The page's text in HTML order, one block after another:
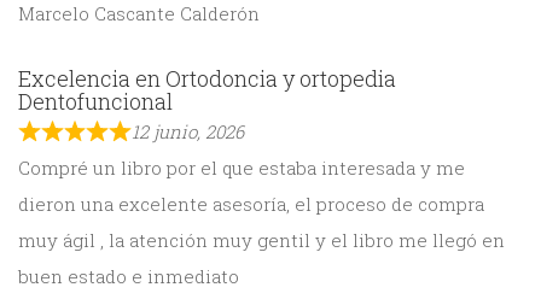
Marcelo Cascante Calderón
Excelencia en Ortodoncia y ortopedia
Dentofuncional
12 junio, 2026
Compré un libro por el que estaba interesada y me
dieron una excelente asesoría, el proceso de compra
muy ágil , la atención muy gentil y el libro me llegó en
buen estado e inmediato